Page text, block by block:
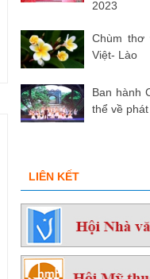
2023
Chùm thơ
Việt- Lào
Ban hành
thể về phát
LIÊN KẾT